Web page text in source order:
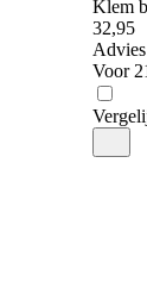
Klem
32,95
Advies
Voor